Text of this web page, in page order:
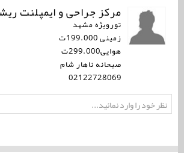
مرکز جراحی و ایمپلنت
تورویژه مشهد
زمینی 199.000ت
هوایی299.000ت
صبحانه ناهار شام
02122728069